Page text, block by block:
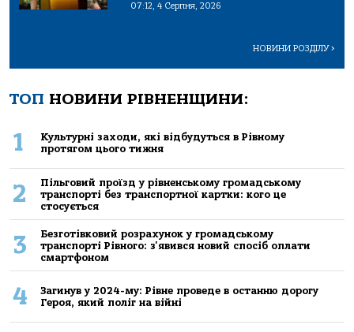
07:12, 4 Серпня, 2026
НОВИНИ РОЗДІЛУ>
ТОП НОВИНИ РІВНЕНЩИНИ:
1
Культурні заходи, які відбудуться в Рівному
протягом цього тижня
2
Пільговий проїзд у рівненському громадському
транспорті без транспортної картки: кого це
стосується
3
Безготівковий розрахунок у громадському
транспорті Рівного: з'явився новий спосіб оплати
смартфоном
4
Загинув у 2024-му: Рівне проведе в останню дорогу
Героя, який поліг на війні